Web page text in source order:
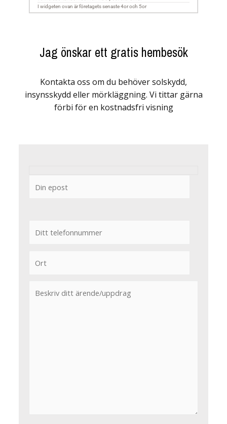
Jag önskar ett gratis hembesök
Kontakta oss om du behöver solskydd,
insynsskydd eller mörkläggning. Vi tittar gärna
förbi för en kostnadsfri visning